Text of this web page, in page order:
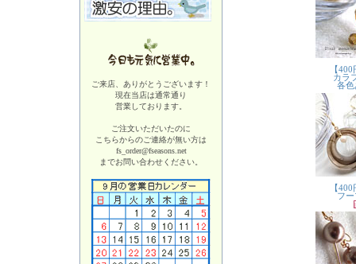
ご来店、ありがとうございます！
現在当店は通常通り
営業しております。
ご注文いただいたのに
こちらからのご連絡が無い方は
fs_order@fseasons.net
までお問い合わせください。